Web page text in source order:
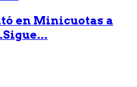
en Minicuotas a